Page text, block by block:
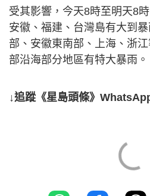
受其影響，今天8時至明天8
安徽、福建、台灣島有大到
部、安徽東南部、上海、浙
部沿海部分地區有特大暴雨。
↓追蹤《星島頭條》